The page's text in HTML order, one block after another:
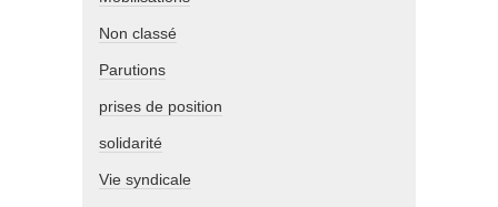
Non classé
Parutions
prises de position
solidarité
Vie syndicale